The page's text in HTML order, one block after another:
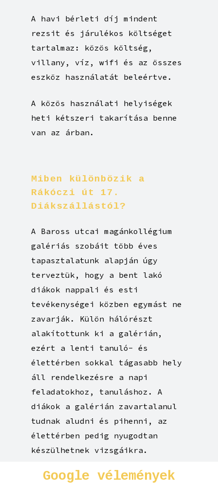
A havi bérleti díj mindent
rezsit és járulékos költséget
tartalmaz: közös költség,
villany, víz, wifi és az összes
eszköz használatát beleértve.
A közös használati helyiségek
heti kétszeri takarítása benne
van az árban.
Miben különbözik
a
Rákóczi
út
17.
Diákszállástól?
A Baross utcai magánkollégium
galériás szobáit több éves
tapasztalatunk alapján úgy
terveztük, hogy a bent lakó
diákok nappali és esti
tevékenységei közben egymást ne
zavarják. Külön hálórészt
alakítottunk ki a galérián,
ezért a lenti tanuló- és
élettérben sokkal tágasabb hely
áll rendelkezésre a napi
feladatokhoz, tanuláshoz. A
diákok a galérián zavartalanul
tudnak aludni és pihenni, az
élettérben pedig nyugodtan
készülhetnek vizsgáikra.
Google vélemények